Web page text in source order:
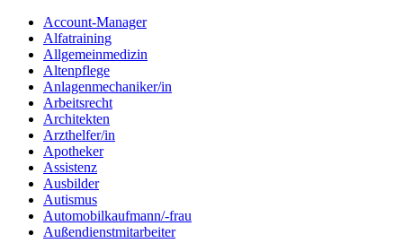
Account-Manager
Alfatraining
Allgemeinmedizin
Altenpflege
Anlagenmechaniker/in
Arbeitsrecht
Architekten
Arzthelfer/in
Apotheker
Assistenz
Ausbilder
Autismus
Automobilkaufmann/-frau
Außendienstmitarbeiter